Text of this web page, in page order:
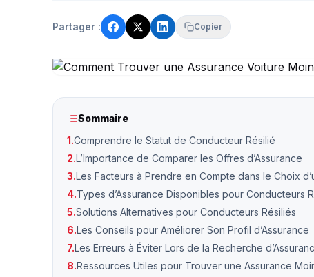
Partager : Copier
Sommaire
1.Comprendre le Statut de Conducteur Résilié
2.L’Importance de Comparer les Offres d’Assurance
3.Les Facteurs à Prendre en Compte dans le Choix
4.Types d’Assurance Disponibles pour Conducteurs
5.Solutions Alternatives pour Conducteurs Résiliés
6.Les Conseils pour Améliorer Son Profil d’Assurance
7.Les Erreurs à Éviter Lors de la Recherche
8.Ressources Utiles pour Trouver une Assurance